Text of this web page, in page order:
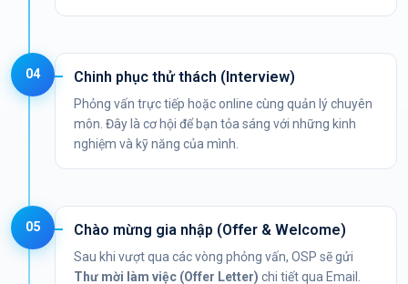
04 Chinh phục thử thách (Interview)
Phỏng vấn trực tiếp hoặc online cùng quản lý chuyên
môn. Đây là cơ hội để bạn tỏa sáng với những kinh
nghiệm và kỹ năng của mình.
05 Chào mừng gia nhập (Offer & Welcome)
Sau khi vượt qua các vòng phỏng vấn, OSP sẽ gửi
Thư mời làm việc (Offer Letter) chi tiết qua Email.